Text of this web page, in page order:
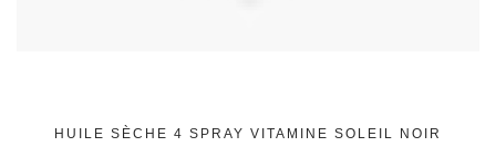
HUILE SÈCHE 4 SPRAY VITAMINE SOLEIL NOIR